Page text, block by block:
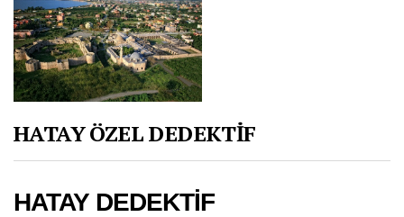
HATAY ÖZEL DEDEKTİF
HATAY DEDEKTİF